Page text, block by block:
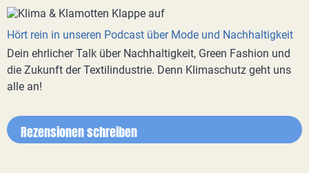
Hört rein in unseren Podcast über Mode und Nachhaltigkeit
Dein ehrlicher Talk über Nachhaltigkeit, Green Fashion und
die Zukunft der Textilindustrie. Denn Klimaschutz geht uns
alle an!
Rezensionen schreiben